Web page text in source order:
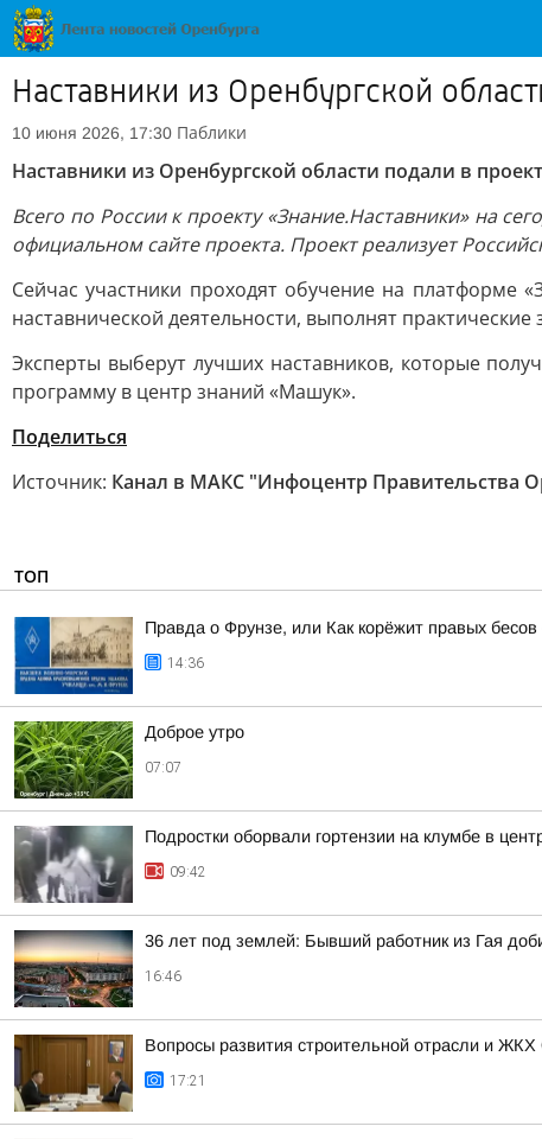
Наставники из Оренбургской
10 июня 2026, 17:30 Паблики
Наставники из Оренбургской области подали в
Всего по России к проекту «Знание.Наставники» на
официальном сайте проекта. Проект реализует
Сейчас участники проходят обучение на платформе
наставнической деятельности, выполнят
Эксперты выберут лучших наставников, которые
программу в центр знаний «Машук».
Поделиться
Источник: Канал в МАКС "Инфоцентр Правительства
ТОП
Правда о Фрунзе, или Как корёжит правых бесов
14:36
Доброе утро
07:07
Подростки оборвали гортензии на клумбе в
09:42
36 лет под землей: Бывший работник из Гая
16:46
Вопросы развития строительной отрасли и
17:21